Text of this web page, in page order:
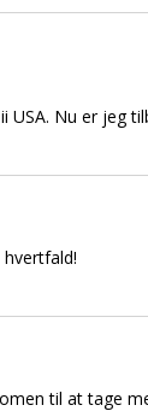
Nu er jeg
til at tage